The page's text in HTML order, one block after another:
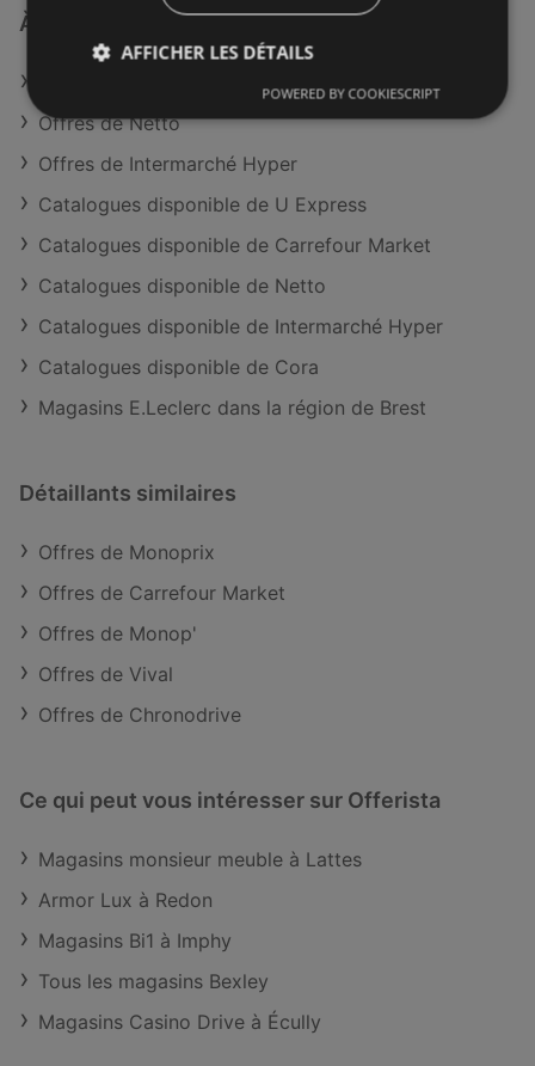
À découvrir aussi
Offres de Netto
Offres de Intermarché Hyper
Catalogues disponible de U Express
Catalogues disponible de Carrefour Market
Catalogues disponible de Netto
Catalogues disponible de Intermarché Hyper
Catalogues disponible de Cora
Magasins E.Leclerc dans la région de Brest
Détaillants similaires
Offres de Monoprix
Offres de Carrefour Market
Offres de Monop'
Offres de Vival
Offres de Chronodrive
Ce qui peut vous intéresser sur Offerista
Magasins monsieur meuble à Lattes
Armor Lux à Redon
Magasins Bi1 à Imphy
Tous les magasins Bexley
Magasins Casino Drive à Écully
AFFICHER LES DÉTAILS
POWERED BY COOKIESCRIPT